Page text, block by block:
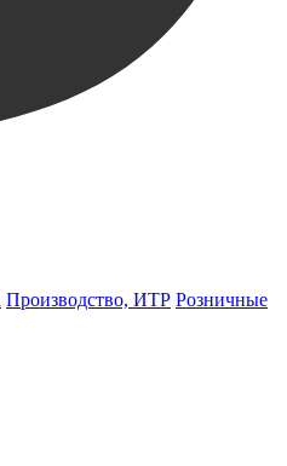
Производство, ИТР Розничные